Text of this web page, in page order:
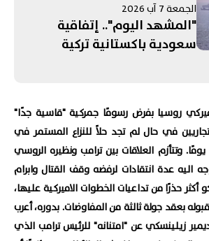
الجمعة 7 آب 2026
"المشهد اليوم".. إتفاقية
سعودية باكستانية تركية
تنتهي بلا "نتائج حاسمة"
روسيا بفرض رسومًا جمركية "قاسية جدًا"
في حال لم تجد حلاً للنزاع المستمر في
أوكرانيا في غضون 50 يومًا. وتتأزم العلاقات بين ترامب ونظيره الروسي
اليه عدة انتقادات لرفضه وقف القتال وابرام
حذرًا من تداعيات الخطوات الاميركية عليها،
بعقد جولة ثالثة من المفاوضات. بدوره، أعرب
زيلينسكي عن "امتنانه" للرئيس ترامب الذي